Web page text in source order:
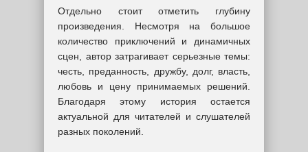
Отдельно стоит отметить глубину
произведения. Несмотря на большое
количество приключений и динамичных
сцен, автор затрагивает серьезные темы:
честь, преданность, дружбу, долг, власть,
любовь и цену принимаемых решений.
Благодаря этому история остается
актуальной для читателей и слушателей
разных поколений.